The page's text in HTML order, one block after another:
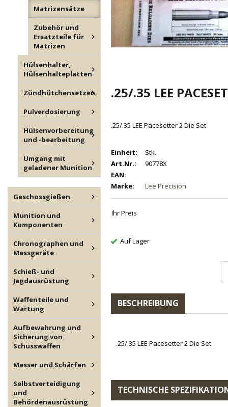
Matrizensätze
Zubehör und
Ersatzteile für
Matrizen
Hülsenhalter,
Hülsenhalteplatten
Zündhütchensetzen
Pulverdosierung
Hülsenvorbereitung
und -bearbeitung
Umgang mit
geladener Munition
Geschossgießen
Munition und
Komponenten
Chronographen und
Messgeräte
Schieß- und
Jagdausrüstung
Waffenteile und
Wartung
Aufbewahrung und
Sicherung von
Schusswaffen
Messer und Schärfen
Selbstverteidigung
und
Behördenausrüstung
.25/.35 LEE
.25/.35 LEE Pacesetter 2 Die Set
Einheit:
Stk.
Art.Nr.:
90778X
EAN:
Marke:
Lee Precision
Ihr Preis
Auf Lager
BESCHREIBUNG
.25/.35 LEE Pacesetter 2 Die Set
TECHNISCHE